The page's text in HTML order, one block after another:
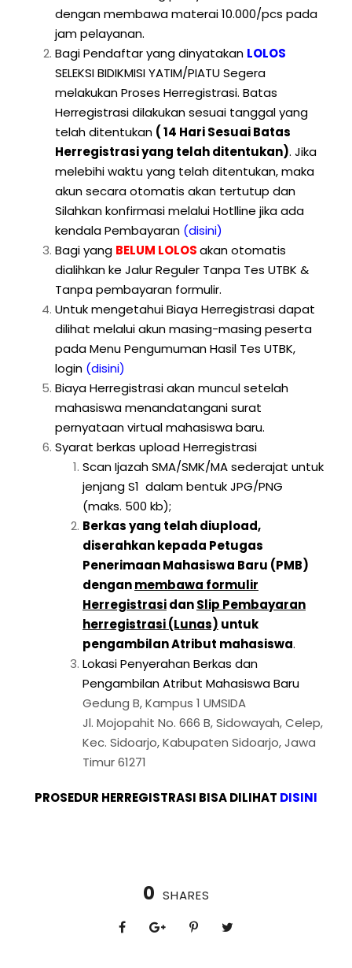
dengan membawa materai 10.000/pcs pada
jam pelayanan.
Bagi Pendaftar yang dinyatakan LOLOS
SELEKSI BIDIKMISI YATIM/PIATU Segera
melakukan Proses Herregistrasi. Batas
Herregistrasi dilakukan sesuai tanggal yang
telah ditentukan ( 14 Hari Sesuai Batas
Herregistrasi yang telah ditentukan). Jika
melebihi waktu yang telah ditentukan, maka
akun secara otomatis akan tertutup dan
Silahkan konfirmasi melalui Hotlline jika ada
kendala Pembayaran (disini)
Bagi yang BELUM LOLOSakan otomatis
dialihkan ke Jalur Reguler Tanpa Tes UTBK &
Tanpa pembayaran formulir.
Untuk mengetahui Biaya Herregistrasi dapat
dilihat melalui akun masing-masing peserta
pada Menu Pengumuman Hasil Tes UTBK,
login (disini)
Biaya Herregistrasi akan muncul setelah
mahasiswa menandatangani surat
pernyataan virtual mahasiswa baru.
Syarat berkas upload Herregistrasi
Scan Ijazah SMA/SMK/MA sederajat untuk
jenjang S1 dalam bentuk JPG/PNG
(maks. 500 kb);
Berkas yang telah diupload,
diserahkan kepada Petugas
Penerimaan Mahasiswa Baru (PMB)
denganmembawa formulir
HerregistrasidanSlip Pembayaran
herregistrasi (Lunas) untuk
pengambilan Atribut mahasiswa.
Lokasi Penyerahan Berkas dan
Pengambilan Atribut Mahasiswa Baru
Gedung B, Kampus 1 UMSIDA
Jl. Mojopahit No. 666 B, Sidowayah, Celep,
Kec. Sidoarjo, Kabupaten Sidoarjo, Jawa
Timur 61271
PROSEDUR HERREGISTRASI BISA DILIHAT DISINI
0 SHARES